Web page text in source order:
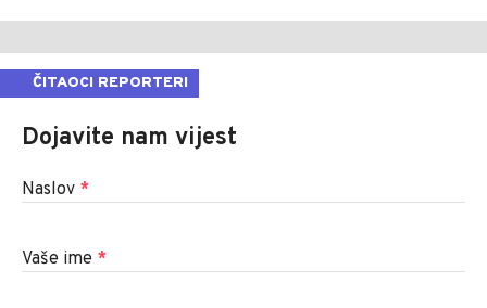
ČITAOCI REPORTERI
Dojavite nam vijest
Naslov *
Vaše ime *